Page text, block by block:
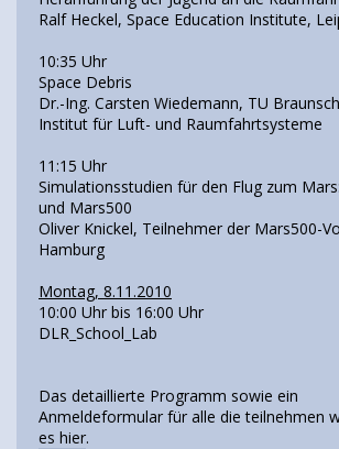
Ralf Heckel, Space Education Institute,
10:35 Uhr
Space Debris
Dr.-Ing. Carsten Wiedemann, TU
Institut für Luft- und Raumfahrtsysteme
11:15 Uhr
Simulationsstudien für den Flug zum
und Mars500
Oliver Knickel, Teilnehmer der Mars500-
Hamburg
Montag, 8.11.2010
10:00 Uhr bis 16:00 Uhr
DLR_School_Lab
Das detaillierte Programm sowie ein
Anmeldeformular für alle die teilnehmen
es hier.